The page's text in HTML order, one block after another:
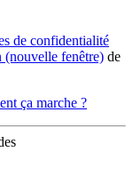
de confidentialité
(nouvelle fenêtre) de
ça marche ?